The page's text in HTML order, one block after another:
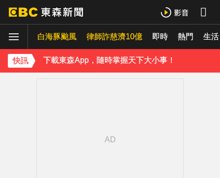
白海豚颱風 律師詐慈濟10億 即時 熱門 生活
快訊
下載東森App，隨時掌握天下大小事！
《理財達人秀》X 安聯投信免費講座報名中！搶先卡位 2027
下載東森App，隨時掌握天下大小事！